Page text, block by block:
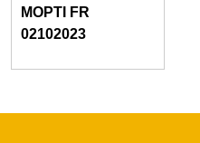
MOPTI FR
02102023